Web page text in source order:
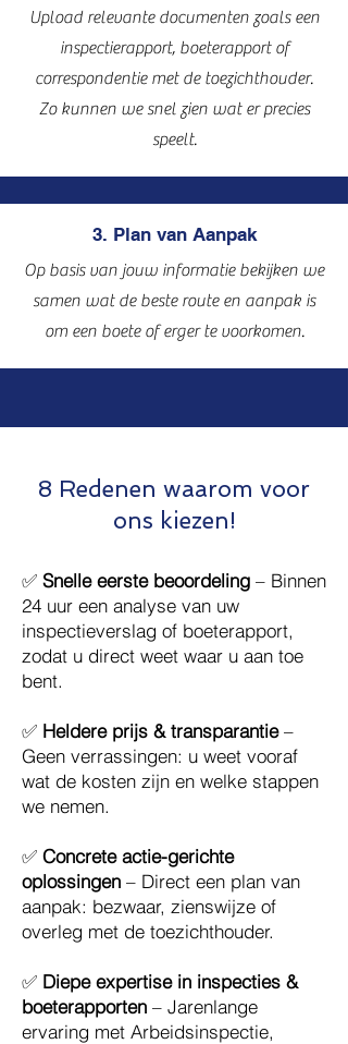
Upload relevante documenten zoals een
inspectierapport, boeterapport of
correspondentie met de toezichthouder.
Zo kunnen we snel zien wat er precies
speelt.
3. Plan van Aanpak
Op basis van jouw informatie bekijken we
samen wat de beste route en aanpak is
om een boete of erger te voorkomen.
8 Redenen waarom voor
ons kiezen!
✅ Snelle eerste beoordeling – Binnen
24 uur een analyse van uw
inspectieverslag of boeterapport,
zodat u direct weet waar u aan toe
bent.
✅ Heldere prijs & transparantie–
Geen verrassingen: u weet vooraf
wat de kosten zijn en welke stappen
we nemen.
✅ Concrete actie-gerichte
oplossingen – Direct een plan van
aanpak: bezwaar, zienswijze of
overleg met de toezichthouder.
✅ Diepe expertise in inspecties &
boeterapporten – Jarenlange
ervaring met Arbeidsinspectie,